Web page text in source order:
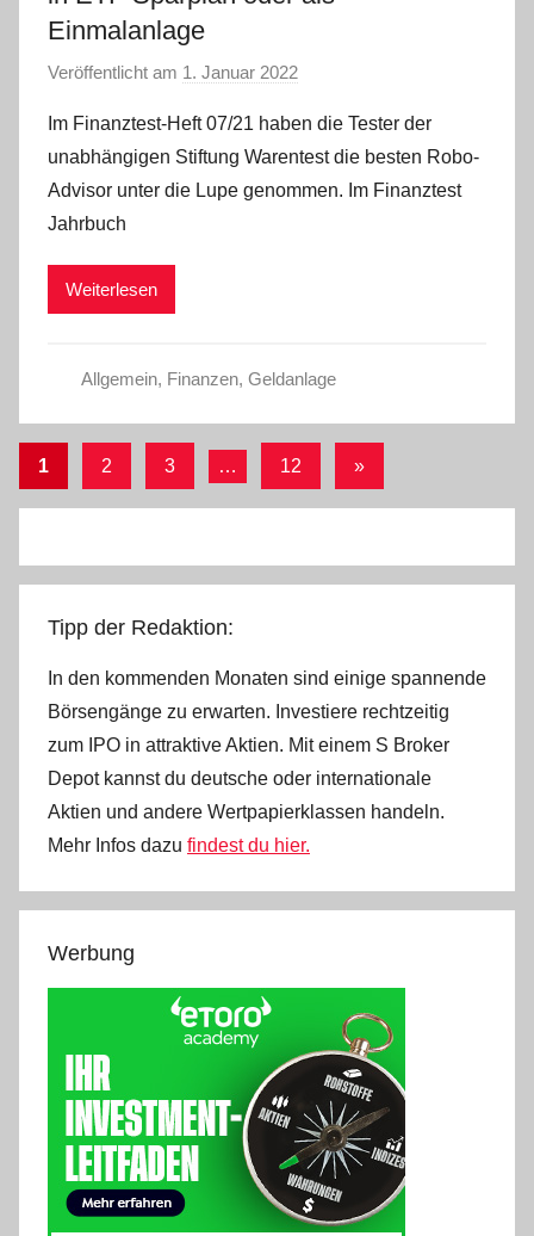
Einmalanlage
Veröffentlicht am 1. Januar 2022
n
a
d
Im Finanztest-Heft 07/21 haben die Tester der
unabhängigen Stiftung Warentest die besten Robo-
Advisor unter die Lupe genommen. Im Finanztest
Jahrbuch
Weiterlesen
Allgemein, Finanzen, Geldanlage
Seitennummerierung
der
1 2 3 … 12
Nächste
»
Tipp der Redaktion:
In den kommenden Monaten sind einige spannende
Börsengänge zu erwarten. Investiere rechtzeitig
zum IPO in attraktive Aktien. Mit einem S Broker
Depot kannst du deutsche oder internationale
Aktien und andere Wertpapierklassen handeln.
Mehr Infos dazu findest du hier.
Werbung